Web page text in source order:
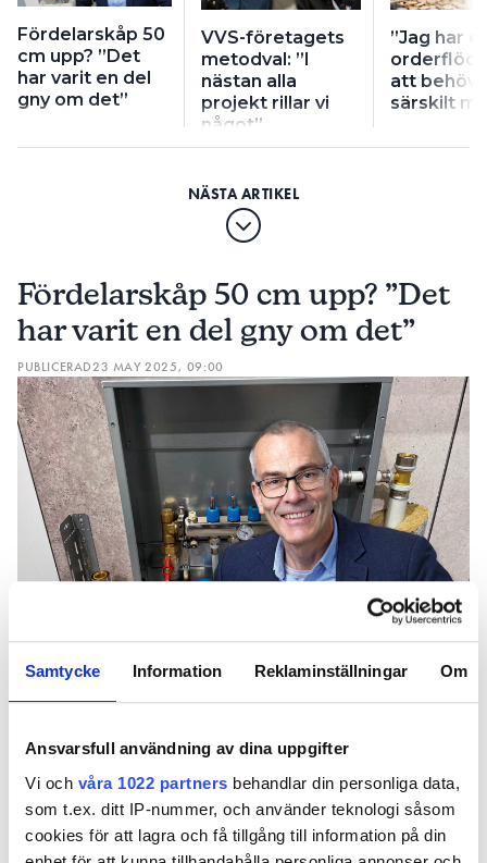
Samtycke Information Reklaminställningar Om
Ansvarsfull användning av dina uppgifter
Vi och våra 1022 partners behandlar din personliga data,
som t.ex. ditt IP-nummer, och använder teknologi såsom
cookies för att lagra och få tillgång till information på din
Fördelarskåp 50
cm upp? ”Det
har varit en del
gny om det”
VVS-företagets
metodval: ”I
nästan alla
projekt rillar vi
något”
”Jag har
att
särskilt
Fördelarskåp 50 cm upp? ”Det
har varit en del gny om det”
PUBLICERAD23 MAY 2025, 09:00
Hans Söderström, VVS-expert. Bildcollage
Vilka regler gäller egentligen för rörschakt,
inte uppdateringarna i Teknikhandbok VVS?
Hans Söderström, expert hos
Installatörsföretagen, ger oss hela listan på